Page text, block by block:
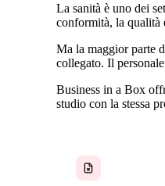
La sanità è uno dei
conformità, la qualità
Ma la maggior parte
collegato. Il
Business in a Box
studio con la stessa